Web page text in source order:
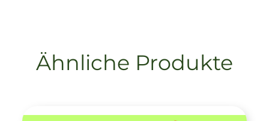
Ähnliche Produkte